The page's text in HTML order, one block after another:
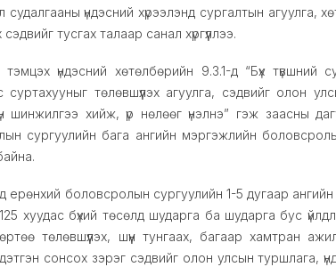
үндэсний хүрээлэнд сургалтын агуулга,
сэдвийг тусгах талаар санал хүргүүллээ.
тэмцэх үндэсний хөтөлбөрийн 9.3.1-д “Бүх түвшний
төлөвшүүлэх агуулга, сэдвийг олон
шинжилгээ хийж, үр нөлөөг үнэлнэ” гэж заасны
сургуулийн бага ангийн мэргэжлийн
ерөнхий боловсролын сургуулийн 1-5 дугаар
125 хуудас бүхий төсөлд шударга ба шударга бус
төлөвшүүлэх, шүүн тунгаах, багаар хамтран
сонсох зэрэг сэдвийг олон улсын туршлага,